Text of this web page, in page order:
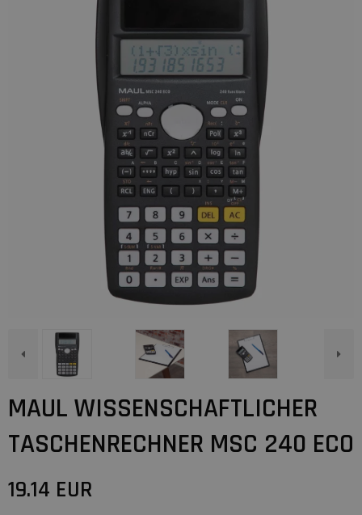
MAUL WISSENSCHAFTLICHER
TASCHENRECHNER MSC 240 ECO
19.14 EUR